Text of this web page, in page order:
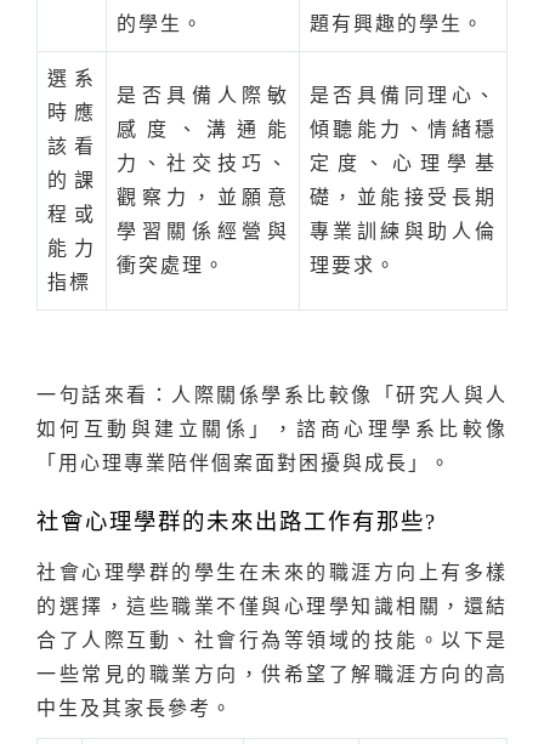
的學生。
題有興趣的學生。
選系
時應
該看
的課
程或
能力
指標
是否具備人際敏
感度、溝通能
力、社交技巧、
觀察力，並願意
學習關係經營與
衝突處理。
是否具備同理心、
傾聽能力、情緒穩
定度、心理學基
礎，並能接受長期
專業訓練與助人倫
理要求。
一句話來看：人際關係學系比較像「研究人與人
如何互動與建立關係」，諮商心理學系比較像
「用心理專業陪伴個案面對困擾與成長」。
社會心理學群的未來出路工作有那些?
社會心理學群的學生在未來的職涯方向上有多樣
的選擇，這些職業不僅與心理學知識相關，還結
合了人際互動、社會行為等領域的技能。以下是
一些常見的職業方向，供希望了解職涯方向的高
中生及其家長參考。